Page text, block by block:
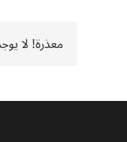
معذرة! لا